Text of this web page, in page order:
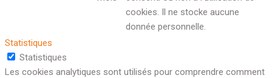
cookies. Il ne stocke aucune
donnée personnelle.
Statistiques
Statistiques
Les cookies analytiques sont utilisés pour comprendre comment